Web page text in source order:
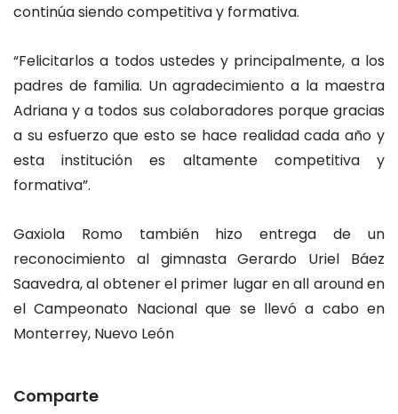
continúa siendo competitiva y formativa.
“Felicitarlos a todos ustedes y principalmente, a los
padres de familia. Un agradecimiento a la maestra
Adriana y a todos sus colaboradores porque gracias
a su esfuerzo que esto se hace realidad cada año y
esta institución es altamente competitiva y
formativa”.
Gaxiola Romo también hizo entrega de un
reconocimiento al gimnasta Gerardo Uriel Báez
Saavedra, al obtener el primer lugar en all around en
el Campeonato Nacional que se llevó a cabo en
Monterrey, Nuevo León
Comparte